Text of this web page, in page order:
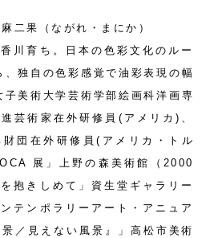
二果（ながれ・まにか）
川育ち。日本の色彩文化のルー
、独自の色彩感覚で油彩表現の幅
子美術大学芸術学部絵画科洋画専
芸術家在外研修員(アメリカ)、
団在外研修員(アメリカ・トル
展」上野の森美術館（2000
抱きしめて」資生堂ギャラリー
テンポラリーアート・アニュア
／見えない風景』」高松市美術